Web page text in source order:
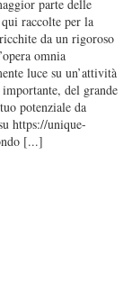
parte delle
raccolte per la
da un rigoroso
omnia
luce su un’attività
del grande
potenziale da
https://unique-
[...]